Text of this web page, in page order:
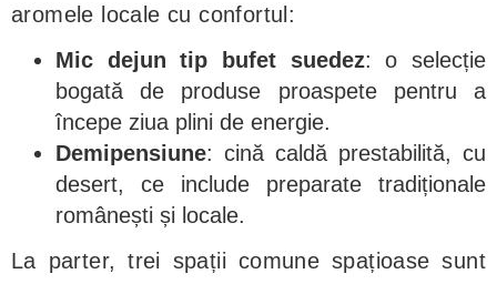
aromele locale cu confortul:
Mic dejun tip bufet suedez: o selecție
bogată de produse proaspete pentru a
începe ziua plini de energie.
Demipensiune: cină caldă prestabilită, cu
desert, ce include preparate tradiționale
românești și locale.
La parter, trei spații comune spațioase sunt